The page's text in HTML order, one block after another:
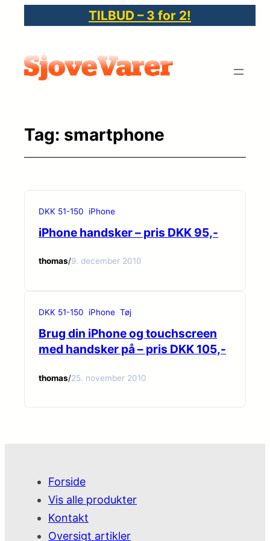
indhold
TILBUD – 3 for 2!
Tag: smartphone
DKK 51-150 iPhone
iPhone handsker – pris DKK 95,-
thomas/9. december 2010
DKK 51-150 iPhone Tøj
Brug din iPhone og touchscreen
med handsker på – pris DKK 105,-
thomas/25. november 2010
Forside
Vis alle produkter
Kontakt
Oversigt artikler